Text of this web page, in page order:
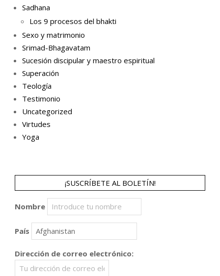
Sadhana
Los 9 procesos del bhakti
Sexo y matrimonio
Srimad-Bhagavatam
Sucesión discipular y maestro espiritual
Superación
Teología
Testimonio
Uncategorized
Virtudes
Yoga
¡SUSCRÍBETE AL BOLETÍN!
Nombre
País
Dirección de correo electrónico: